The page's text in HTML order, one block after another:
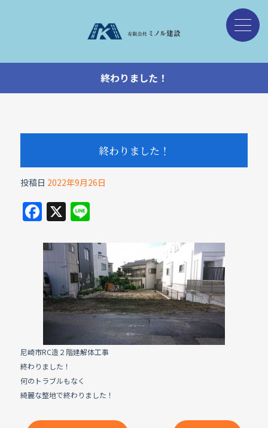
終わりました！
終わりました！
投稿日 2022年9月26日
F
a
c
e
b
o
o
k
X Li
e
尼崎市RC造２階建解体工事
終わりました！
何のトラブルもなく
綺麗な整地で終わりました！